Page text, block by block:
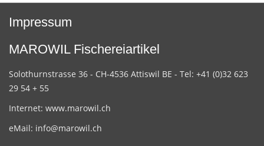
Impressum
MAROWIL Fischereiartikel
Solothurnstrasse 36 - CH-4536 Attiswil BE - Tel: +41 (0)32 623
29 54 + 55
Internet: www.marowil.ch
eMail: info@marowil.ch